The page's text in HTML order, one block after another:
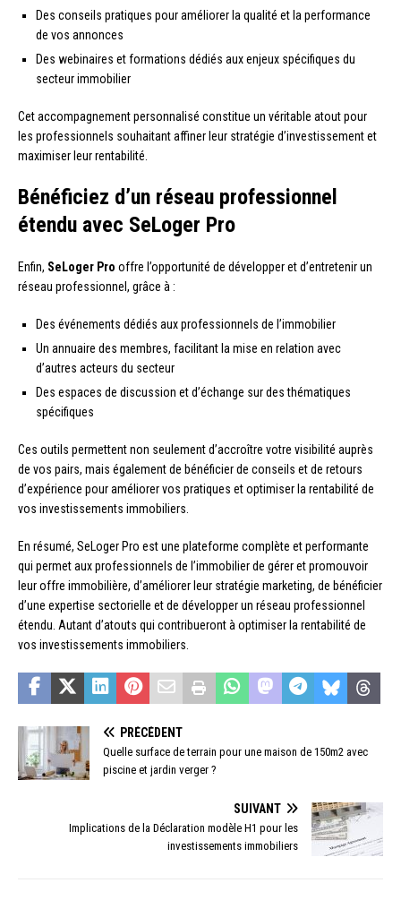
Des conseils pratiques pour améliorer la qualité et la performance
de vos annonces
Des webinaires et formations dédiés aux enjeux spécifiques du
secteur immobilier
Cet accompagnement personnalisé constitue un véritable atout pour
les professionnels souhaitant affiner leur stratégie d’investissement et
maximiser leur rentabilité.
Bénéficiez d’un réseau professionnel
étendu avec SeLoger Pro
Enfin, SeLoger Pro offre l’opportunité de développer et d’entretenir un
réseau professionnel, grâce à :
Des événements dédiés aux professionnels de l’immobilier
Un annuaire des membres, facilitant la mise en relation avec
d’autres acteurs du secteur
Des espaces de discussion et d’échange sur des thématiques
spécifiques
Ces outils permettent non seulement d’accroître votre visibilité auprès
de vos pairs, mais également de bénéficier de conseils et de retours
d’expérience pour améliorer vos pratiques et optimiser la rentabilité de
vos investissements immobiliers.
En résumé, SeLoger Pro est une plateforme complète et performante
qui permet aux professionnels de l’immobilier de gérer et promouvoir
leur offre immobilière, d’améliorer leur stratégie marketing, de bénéficier
d’une expertise sectorielle et de développer un réseau professionnel
étendu. Autant d’atouts qui contribueront à optimiser la rentabilité de
vos investissements immobiliers.
PRÉCÉDENT
Quelle surface de terrain pour une maison de 150m2 avec
piscine et jardin verger ?
SUIVANT
Implications de la Déclaration modèle H1 pour les
investissements immobiliers